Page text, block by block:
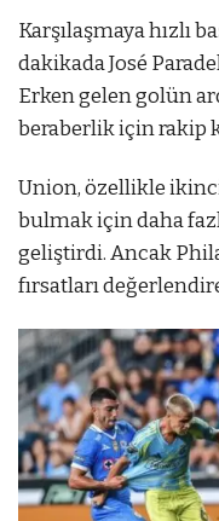
Karşılaşmaya hızlı
dakikada José
Erken gelen golün
beraberlik için rakip
Union, özellikle
bulmak için daha
geliştirdi. Ancak
fırsatları